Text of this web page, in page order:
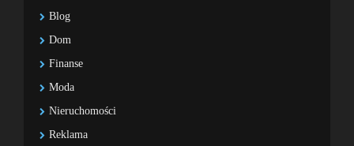
Blog
Dom
Finanse
Moda
Nieruchomości
Reklama